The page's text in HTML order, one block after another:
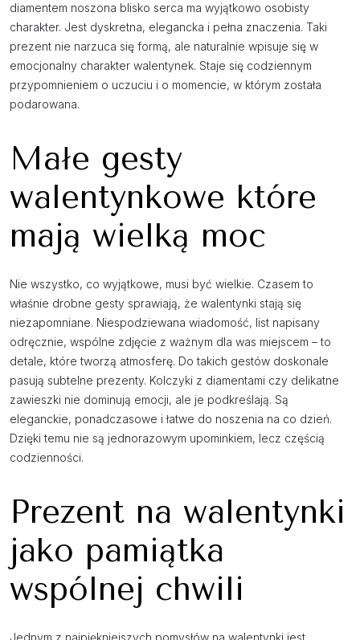
diamentem noszona blisko serca ma wyjątkowo osobisty
charakter. Jest dyskretna, elegancka i pełna znaczenia. Taki
prezent nie narzuca się formą, ale naturalnie wpisuje się w
emocjonalny charakter walentynek. Staje się codziennym
przypomnieniem o uczuciu i o momencie, w którym została
podarowana.
Małe gesty
walentynkowe które
mają wielką moc
Nie wszystko, co wyjątkowe, musi być wielkie. Czasem to
właśnie drobne gesty sprawiają, że walentynki stają się
niezapomniane. Niespodziewana wiadomość, list napisany
odręcznie, wspólne zdjęcie z ważnym dla was miejscem – to
detale, które tworzą atmosferę. Do takich gestów doskonale
pasują subtelne prezenty. Kolczyki z diamentami czy delikatne
zawieszki nie dominują emocji, ale je podkreślają. Są
eleganckie, ponadczasowe i łatwe do noszenia na co dzień.
Dzięki temu nie są jednorazowym upominkiem, lecz częścią
codzienności.
Prezent na walentynki
jako pamiątka
wspólnej chwili